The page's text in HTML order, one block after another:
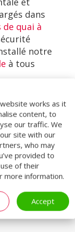
works as it
content, to
our traffic. We
site with our
who may
provided to
of their
more information.
Accept
dans
de quai à
notre
à tous